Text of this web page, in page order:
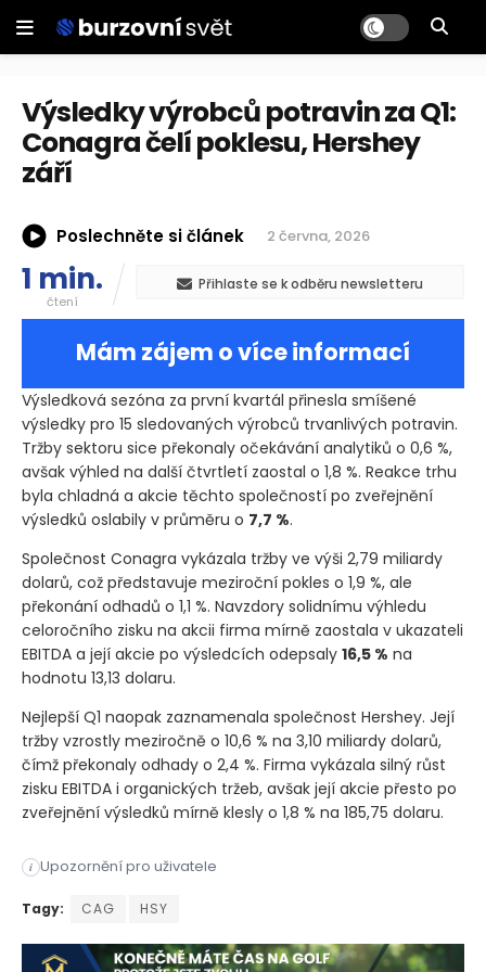
Výsledky výrobců potravin za Q1:
Conagra čelí poklesu, Hershey
září
Poslechněte si článek 2 června, 2026
1 min.
čtení
Přihlaste se k odběru newsletteru
Mám zájem o více informací
Výsledková sezóna za první kvartál přinesla smíšené
výsledky pro 15 sledovaných výrobců trvanlivých potravin.
Tržby sektoru sice překonaly očekávání analytiků o 0,6 %,
avšak výhled na další čtvrtletí zaostal o 1,8 %. Reakce trhu
byla chladná a akcie těchto společností po zveřejnění
výsledků oslabily v průměru o 7,7 %.
Společnost Conagra vykázala tržby ve výši 2,79 miliardy
dolarů, což představuje meziroční pokles o 1,9 %, ale
překonání odhadů o 1,1 %. Navzdory solidnímu výhledu
celoročního zisku na akcii firma mírně zaostala v ukazateli
EBITDA a její akcie po výsledcích odepsaly 16,5 % na
hodnotu 13,13 dolaru.
Nejlepší Q1 naopak zaznamenala společnost Hershey. Její
tržby vzrostly meziročně o 10,6 % na 3,10 miliardy dolarů,
čímž překonaly odhady o 2,4 %. Firma vykázala silný růst
zisku EBITDA i organických tržeb, avšak její akcie přesto po
zveřejnění výsledků mírně klesly o 1,8 % na 185,75 dolaru.
i Upozornění pro uživatele
Výsledková sezóna za první kvartál přinesla smíšené
Tagy: CAG HSY